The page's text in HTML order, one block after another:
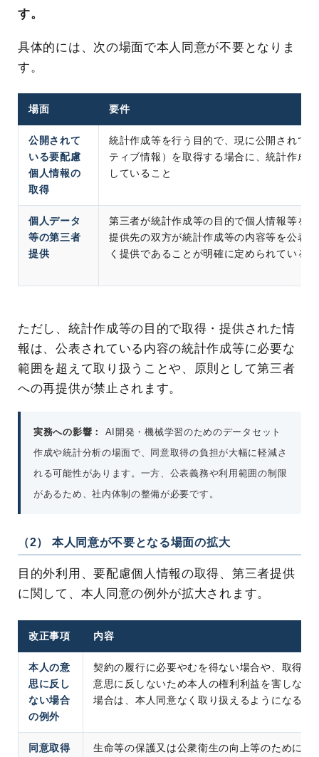
す。
具体的には、次の場面で本人同意が不要となりま
す。
場面 要件
公開されて
いる要配慮
個人情報の
取得
統計作成等を行う目的で、現に公開されて
ティブ情報）を取得する場合に、統計作成
していること
個人データ
等の第三者
提供
第三者が統計作成等の目的で個人情報等を
提供先の双方が統計作成等の内容等を公表
く提供であることが明確に定められている
ただし、統計作成等の目的で取得・提供された情
報は、公表されている内容の統計作成等に必要な
範囲を超えて取り扱うことや、原則として第三者
への再提供が禁止されます。
実務への影響：
AI開発・機械学習のためのデータセット
作成や統計分析の場面で、同意取得の負担が大幅に軽減さ
れる可能性があります。一方、公表義務や利用範囲の制限
があるため、社内体制の整備が必要です。
（2） 本人同意が不要となる場面の拡大
目的外利用、要配慮個人情報の取得、第三者提供
に関して、本人同意の例外が拡大されます。
改正事項 内容
本人の意
思に反し
ない場合
の例外
契約の履行に必要やむを得ない場合や、取得の
意思に反しないため本人の権利利益を害しない
場合は、本人同意なく取り扱えるようになる
同意取得
生命等の保護又は公衆衛生の向上等のために取